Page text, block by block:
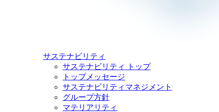
サステナビリティ
サステナビリティ トップ
トップメッセージ
サステナビリティマネジメント
グループ方針
マテリアリティ